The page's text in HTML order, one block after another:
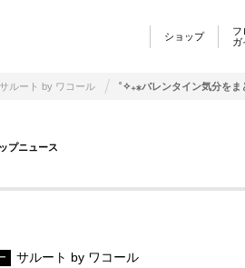
ショップ
フ
ガ
サルート by ワコール ˚✧₊⁎バレンタイン気分を
プニュース
サルート by ワコール